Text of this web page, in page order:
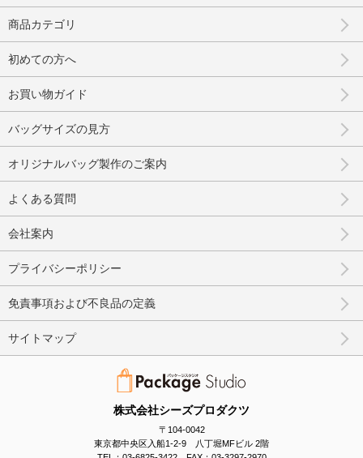
株式会社シーズプロダクツ
〒104-0042
東京都中央区入船1-2-9 八丁堀MFビル 2階
商品カテゴリ
初めての方へ
お買い物ガイド
バッグサイズの見方
オリジナルバッグ製作のご案内
よくある質問
会社案内
プライバシーポリシー
免責事項および不良品の定義
サイトマップ